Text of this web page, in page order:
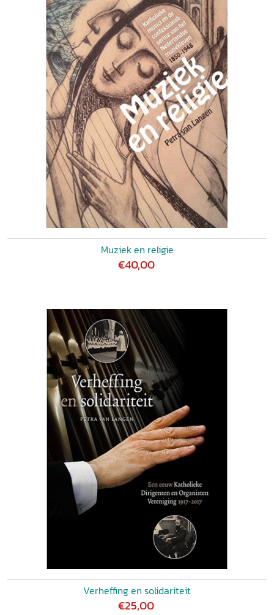
Muziek en religie
€40,00
Verheffing en solidariteit
€25,00